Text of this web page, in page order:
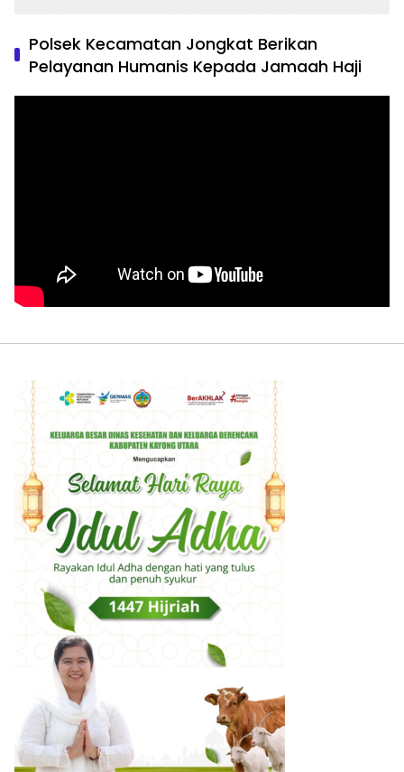
Polsek Kecamatan Jongkat Berikan
Pelayanan Humanis Kepada Jamaah Haji